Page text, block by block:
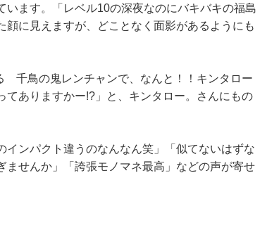
ます。「レベル10の深夜なのにバキバキの福島
に見えますが、どことなく面影があるようにも
千鳥の鬼レンチャンで、なんと！！キンタロー
ありますかー!?」と、キンタロー。さんにもの
ンパクト違うのなんなん笑」「似てないはずな
せんか」「誇張モノマネ最高」などの声が寄せ